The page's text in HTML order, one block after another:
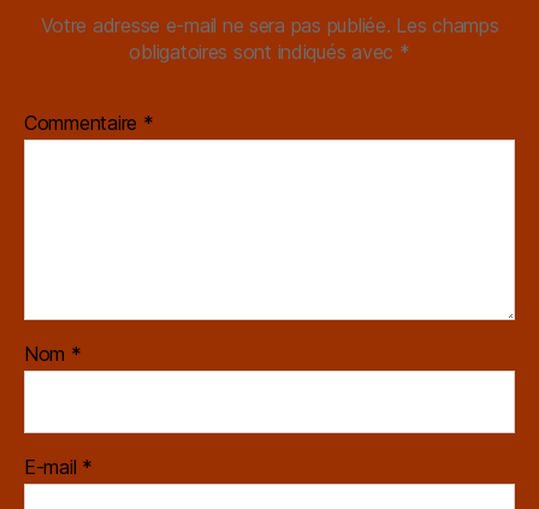
Votre adresse e-mail ne sera pas publiée. Les champs
obligatoires sont indiqués avec *
Commentaire *
Nom *
E-mail *